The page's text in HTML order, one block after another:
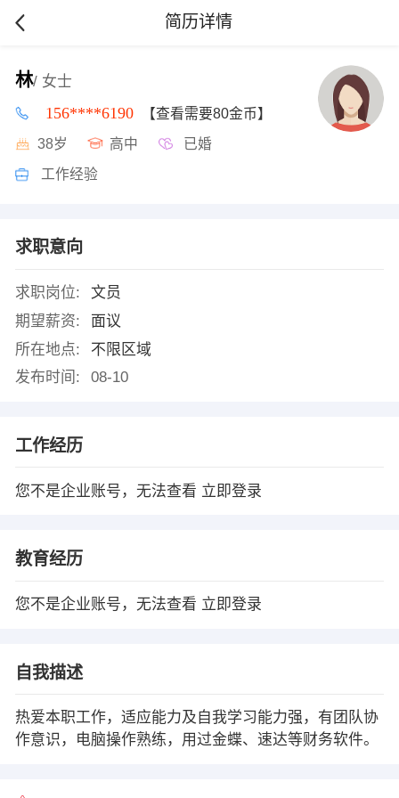
简历详情
林/ 女士
156****6190 【查看需要80金币】
38岁 高中 已婚
工作经验
求职意向
求职岗位:
文员
期望薪资:
面议
所在地点:
不限区域
发布时间:
08-10
工作经历
您不是企业账号，无法查看 立即登录
教育经历
您不是企业账号，无法查看 立即登录
自我描述
热爱本职工作，适应能力及自我学习能力强，有团队协
作意识，电脑操作熟练，用过金蝶、速达等财务软件。